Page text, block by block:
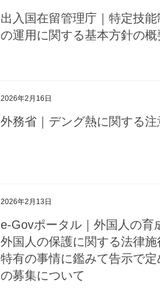
出入国在留管理庁｜特定技
の運用に関する基本方針の概
2026年2月16日
外務省｜デング熱に関する注
2026年2月13日
e-Govポータル｜外国人の育
外国人の保護に関する法律
特有の事情に鑑みて告示で
の募集について